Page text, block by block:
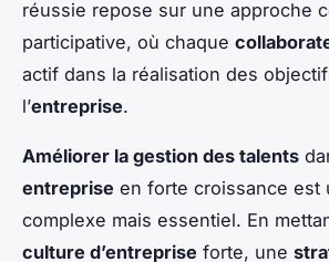
réussie repose sur une approche
participative, où chaque
actif dans la réalisation des
l’entreprise.
Améliorer la gestion des talents
entreprise en forte croissance est
complexe mais essentiel. En
culture d’entreprise forte, une